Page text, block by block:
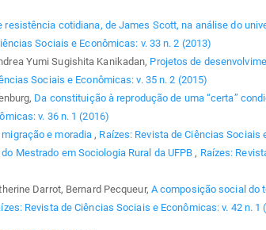
resistência cotidiana, de James Scott, na análise do
Sociais e Econômicas: v. 33 n. 2 (2013)
Yumi Sugishita Kanikadan, Projetos de
Sociais e Econômicas: v. 35 n. 2 (2015)
Da constituição à reprodução de uma “certa”
v. 36 n. 1 (2016)
migração e moradia , Raízes: Revista de Ciências Sociais
Mestrado em Sociologia Rural da UFPB , Raízes:
Darrot, Bernard Pecqueur, A composição social do
Revista de Ciências Sociais e Econômicas: v. 42 n. 1